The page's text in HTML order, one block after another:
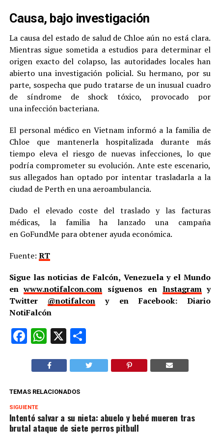
Causa, bajo investigación
La causa del estado de salud de Chloe aún no está clara.
Mientras sigue sometida a estudios para determinar el
origen exacto del colapso, las autoridades locales han
abierto una investigación policial. Su hermano, por su
parte, sospecha que pudo tratarse de un inusual cuadro
de síndrome de shock tóxico, provocado por
una infección bacteriana.
El personal médico en Vietnam informó a la familia de
Chloe que mantenerla hospitalizada durante más
tiempo eleva el riesgo de nuevas infecciones, lo que
podría comprometer su evolución. Ante este escenario,
sus allegados han optado por intentar trasladarla a la
ciudad de Perth en una aeroambulancia.
Dado el elevado coste del traslado y las facturas
médicas, la familia ha lanzado una campaña
en GoFundMe para obtener ayuda económica.
Fuente: RT
Sigue las noticias de Falcón, Venezuela y el Mundo
enwww.notifalcon.com síguenos en Instagramy
Twitter @notifalcon y en Facebook: Diario
NotiFalcón
Facebook
WhatsApp
X Compartir
TEMAS RELACIONADOS
SIGUIENTE
Intentó salvar a su nieta: abuelo y bebé mueren tras
brutal ataque de siete perros pitbull